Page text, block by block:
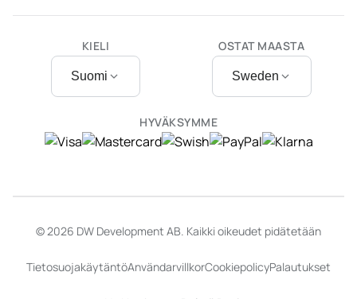
KIELI
Suomi
HYVÄKSYMME
OSTAT MAASTA
Sweden
© 2026 DW Development AB. Kaikki oikeudet pidätetään
TietosuojakäytäntöAnvändarvillkorCookiepolicyPalautukset